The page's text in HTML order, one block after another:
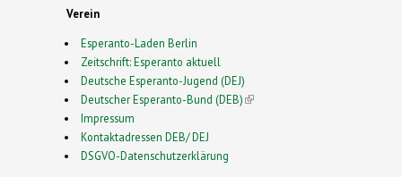
Verein
Esperanto-Laden Berlin
Zeitschrift: Esperanto aktuell
Deutsche Esperanto-Jugend (DEJ)
Deutscher Esperanto-Bund (DEB)(link is external)
Impressum
Kontaktadressen DEB/ DEJ
DSGVO-Datenschutzerklärung